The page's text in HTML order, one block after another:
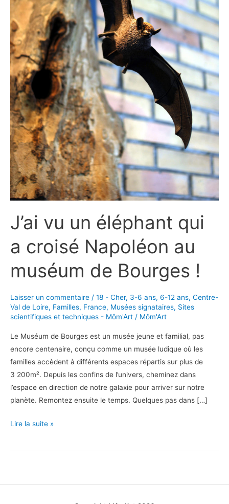
J’ai vu un éléphant qui
a croisé Napoléon au
muséum de Bourges !
Laisser un commentaire / 18 - Cher, 3-6 ans, 6-12 ans, Centre-
Val de Loire, Familles, France, Musées signataires, Sites
scientifiques et techniques - Môm'Art / Môm'Art
Le Muséum de Bourges est un musée jeune et familial, pas
encore centenaire, conçu comme un musée ludique où les
familles accèdent à différents espaces répartis sur plus de
3 200m². Depuis les confins de l’univers, cheminez dans
l’espace en direction de notre galaxie pour arriver sur notre
planète. Remontez ensuite le temps. Quelques pas dans […]
J’ai
un
a
Lire la suite »